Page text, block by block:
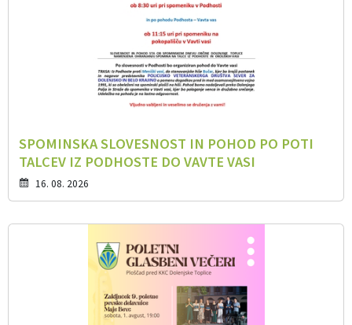
SPOMINSKA SLOVESNOST IN POHOD PO POTI
TALCEV IZ PODHOSTE DO VAVTE VASI
16. 08. 2026